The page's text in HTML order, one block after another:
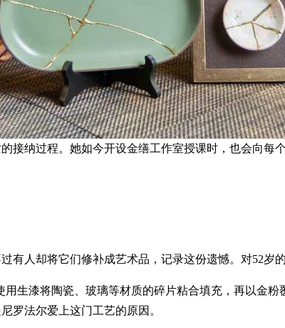
接纳过程。她如今开设金缮工作室授课时，也会向每
有人却将它们修补成艺术品，记录这份遗憾。对52岁
生漆将陶瓷、玻璃等材质的碎片粘合填充，再以金
罗法尔爱上这门工艺的原因。